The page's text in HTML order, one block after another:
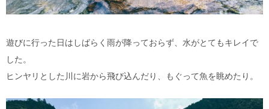
遊びに行った日はしばらく雨が降っておらず、水がとてもキレイで
した。
ヒンヤリとした川に岩から飛び込んだり、もぐって魚を眺めたり。